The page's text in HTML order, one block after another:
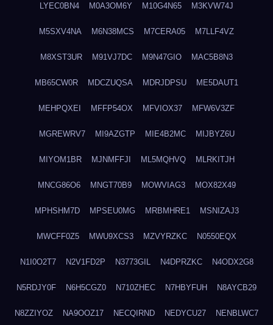
LYEC0BN4 M0A3OM6Y M10G4N65 M3KVW74J
M5SXV4NA M6N38MCS M7CERA05 M7LLF4VZ
M8XST3UR M91VJ7DC M9N47GIO MAC5B8N3
MB65CW0R MDCZUQSA MDRJDPSU ME5DAUT1
MEHPQXEI MFFP54OX MFVIOX37 MFW6V3ZF
MGREWRV7 MI9AZGTP MIE4B2MC MIJBYZ6U
MIYOM1BR MJNMFFJI ML5MQHVQ MLRKITJH
MNCG86O6 MNGT70B9 MOWVIAG3 MOX82X49
MPHSHM7D MPSEU0MG MRBMHRE1 MSNIZAJ3
MWCFF0Z5 MWU9XCS3 MZVYRZKC N0550EQX
N1I0O2T7 N2V1FD2P N3773GIL N4DPRZKC N4ODX2G8
N5RDJY0F N6H5CGZ0 N710ZHEC N7HBYFUH N8AYCB29
N8ZZIYOZ NA9OOZ17 NECQIRND NEDYCU27 NENBLWC7